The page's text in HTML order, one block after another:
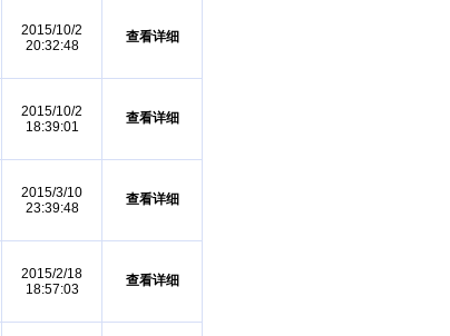
2015/10/2
20:32:48
查看详细
2015/10/2
18:39:01
查看详细
2015/3/10
23:39:48
查看详细
2015/2/18
18:57:03
查看详细